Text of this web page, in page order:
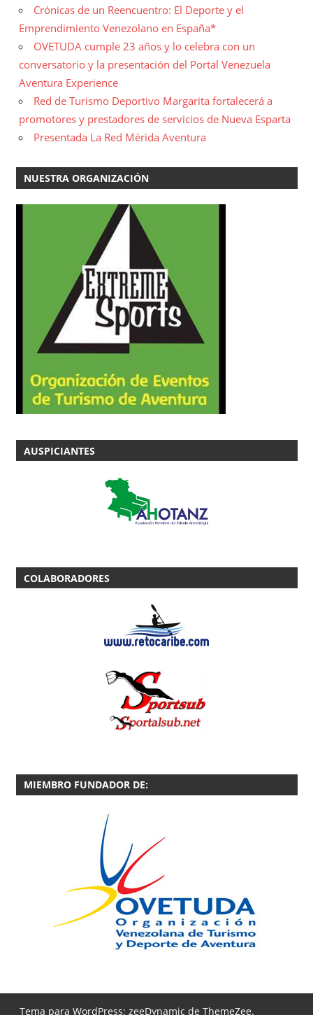
Crónicas de un Reencuentro: El Deporte y el
Emprendimiento Venezolano en España*
OVETUDA cumple 23 años y lo celebra con un
conversatorio y la presentación del Portal Venezuela
Aventura Experience
Red de Turismo Deportivo Margarita fortalecerá a
promotores y prestadores de servicios de Nueva Esparta
Presentada La Red Mérida Aventura
NUESTRA ORGANIZACIÓN
AUSPICIANTES
COLABORADORES
MIEMBRO FUNDADOR DE:
Tema para WordPress: zeeDynamic de ThemeZee.